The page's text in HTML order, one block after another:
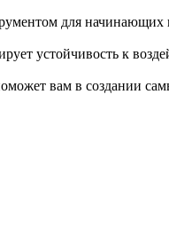
для начинающих
устойчивость к
вам в создании